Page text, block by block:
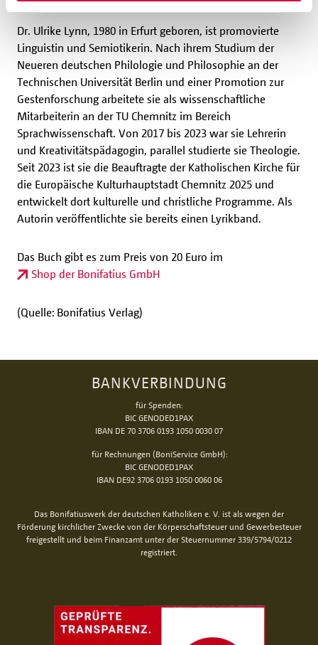
Dr. Ulrike Lynn, 1980 in Erfurt geboren, ist promovierte
Linguistin und Semiotikerin. Nach ihrem Studium der
Neueren deutschen Philologie und Philosophie an der
Technischen Universität Berlin und einer Promotion zur
Gestenforschung arbeitete sie als wissenschaftliche
Mitarbeiterin an der TU Chemnitz im Bereich
Sprachwissenschaft. Von 2017 bis 2023 war sie Lehrerin
und Kreativitätspädagogin, parallel studierte sie Theologie.
Seit 2023 ist sie die Beauftragte der Katholischen Kirche für
die Europäische Kulturhauptstadt Chemnitz 2025 und
entwickelt dort kulturelle und christliche Programme. Als
Autorin veröffentlichte sie bereits einen Lyrikband.
Das Buch gibt es zum Preis von 20 Euro im
Shop der Bonifatius GmbH
(Quelle: Bonifatius Verlag)
BANKVERBINDUNG
für Spenden:
BIC GENODED1PAX
IBAN DE 70 3706 0193 1050 0030 07
für Rechnungen (BoniService GmbH):
BIC GENODED1PAX
IBAN DE92 3706 0193 1050 0060 06
Das Bonifatiuswerk der deutschen Katholiken e. V. ist als wegen der
Förderung kirchlicher Zwecke von der Körperschaftsteuer und Gewerbesteuer
freigestellt und beim Finanzamt unter der Steuernummer 339/5794/0212
registriert.